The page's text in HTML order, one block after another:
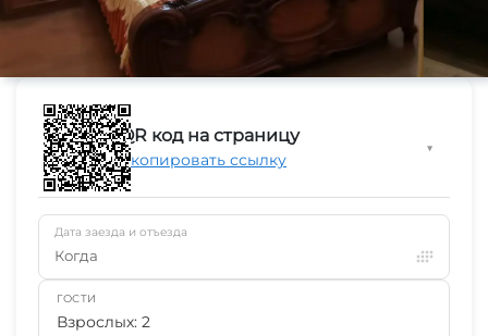
QR код на страницу
Скопировать ссылку
▼
Дата заезда и отъезда
Когда
ГОСТИ
Взрослых: 2